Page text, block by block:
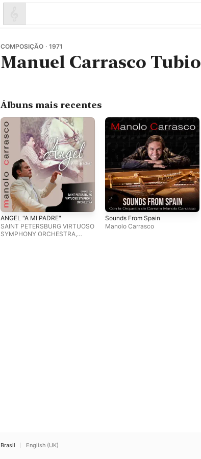
COMPOSIÇÃO · 1971
Manuel Carrasco Tubio
Álbuns mais recentes
ANGEL "A MI PADRE"
SAINT PETERSBURG VIRTUOSO
SYMPHONY ORCHESTRA
Sounds From Spain
Manolo Carrasco
Brasil English (UK)